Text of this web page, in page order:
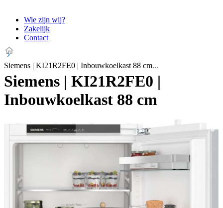
Wie zijn wij?
Zakelijk
Contact
Siemens | KI21R2FE0 | Inbouwkoelkast 88 cm
Siemens | KI21R2FE0 |
Inbouwkoelkast 88 cm